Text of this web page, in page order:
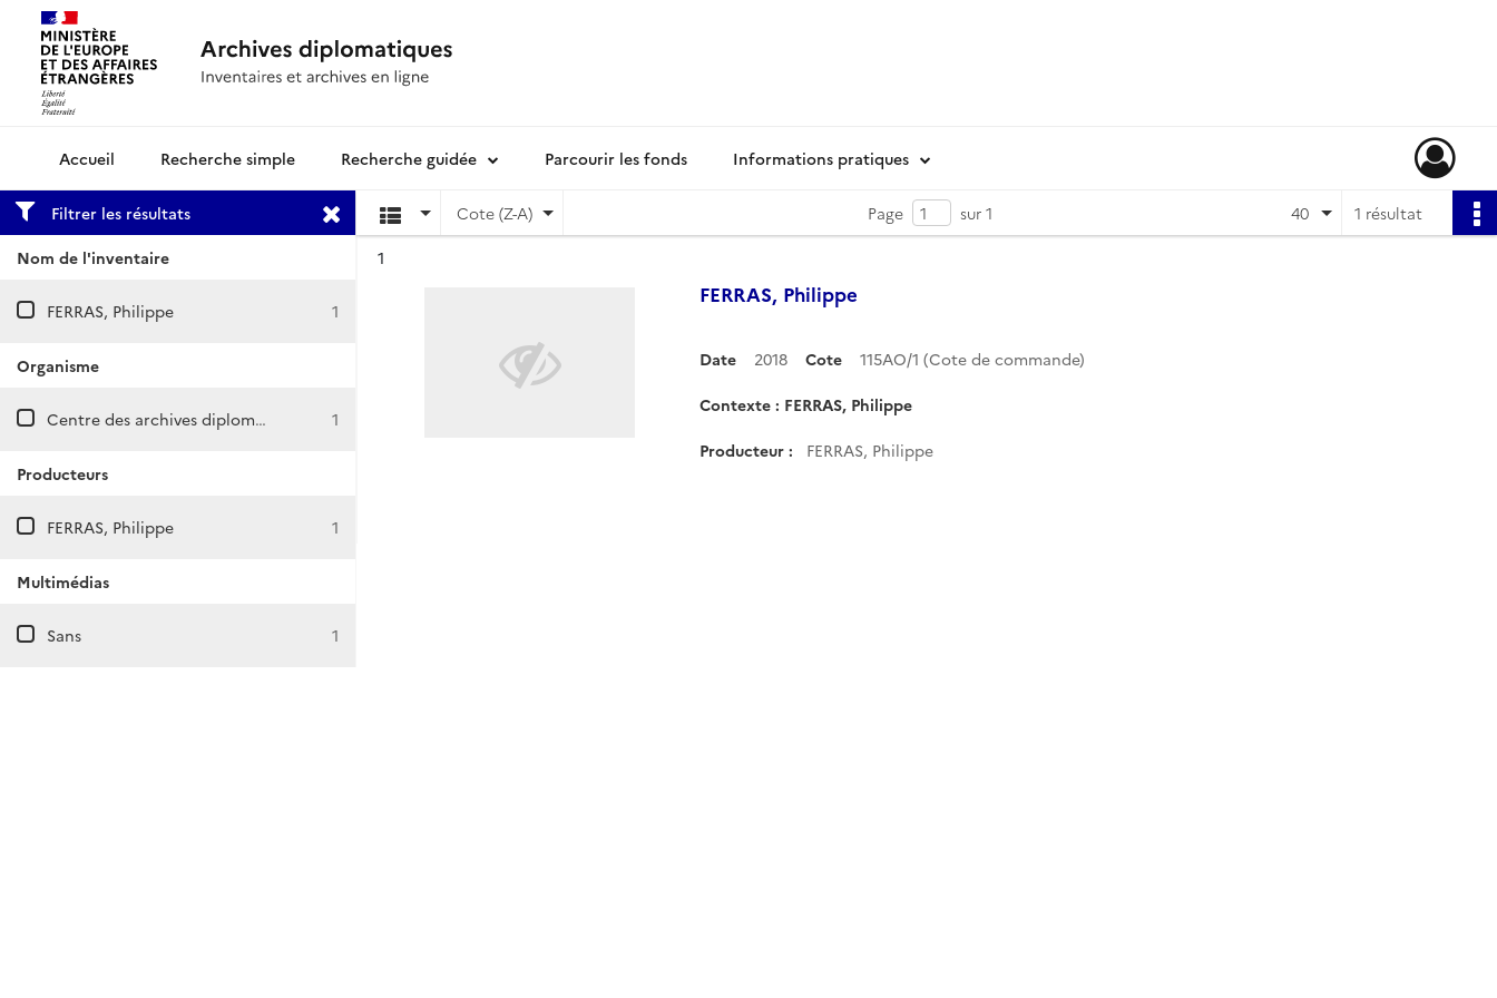
Archives diplomatiquesRecherche simple Recherche guidée Parcourir les fonds Informations pratiques
Filtrer les résultats
Nom de l'inventaire
FERRAS, Philippe 1
Organisme
Centre des archives diplomatiques de La Courneuve 1
Producteurs
FERRAS, Philippe 1
Multimédias
Sans 1
Cote (Z-A) Page sur 1 1 résultat
40
1
FERRAS, Philippe
Date 2018 Cote 115AO/1 (Cote de commande)
Contexte : FERRAS, Philippe
Producteur : FERRAS, Philippe